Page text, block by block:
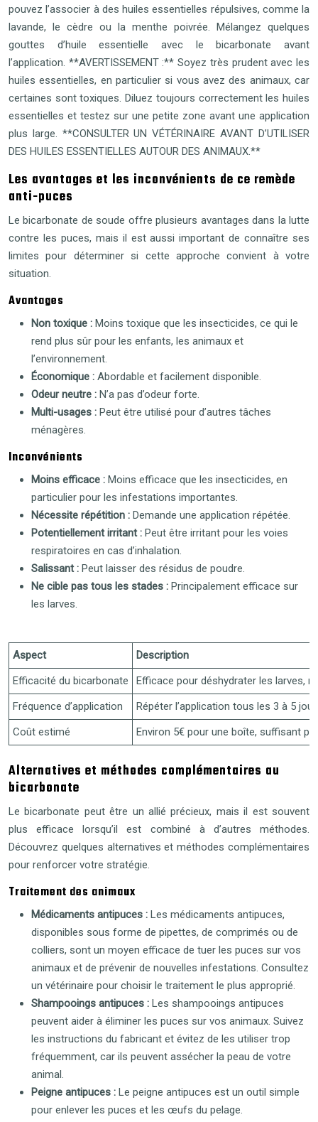
pouvez l’associer à des huiles essentielles répulsives, comme la
lavande, le cèdre ou la menthe poivrée. Mélangez quelques
gouttes d’huile essentielle avec le bicarbonate avant
l’application. **AVERTISSEMENT :** Soyez très prudent avec les
huiles essentielles, en particulier si vous avez des animaux, car
certaines sont toxiques. Diluez toujours correctement les huiles
essentielles et testez sur une petite zone avant une application
plus large. **CONSULTER UN VÉTÉRINAIRE AVANT D’UTILISER
DES HUILES ESSENTIELLES AUTOUR DES ANIMAUX.**
Les avantages et les inconvénients de ce remède
anti-puces
Le bicarbonate de soude offre plusieurs avantages dans la lutte
contre les puces, mais il est aussi important de connaître ses
limites pour déterminer si cette approche convient à votre
situation.
Avantages
Non toxique : Moins toxique que les insecticides, ce qui le
rend plus sûr pour les enfants, les animaux et
l’environnement.
Économique : Abordable et facilement disponible.
Odeur neutre : N’a pas d’odeur forte.
Multi-usages : Peut être utilisé pour d’autres tâches
ménagères.
Inconvénients
Moins efficace : Moins efficace que les insecticides, en
particulier pour les infestations importantes.
Nécessite répétition : Demande une application répétée.
Potentiellement irritant : Peut être irritant pour les voies
respiratoires en cas d’inhalation.
Salissant : Peut laisser des résidus de poudre.
Ne cible pas tous les stades : Principalement efficace sur
les larves.
Aspect
Description
Efficacité du bicarbonate
Efficace pour déshydrater les larves,
Fréquence d’application
Répéter l’application tous les 3 à 5
Coût estimé
Environ 5€ pour une boîte, suffisant
Alternatives et méthodes complémentaires au
bicarbonate
Le bicarbonate peut être un allié précieux, mais il est souvent
plus efficace lorsqu’il est combiné à d’autres méthodes.
Découvrez quelques alternatives et méthodes complémentaires
pour renforcer votre stratégie.
Traitement des animaux
Médicaments antipuces : Les médicaments antipuces,
disponibles sous forme de pipettes, de comprimés ou de
colliers, sont un moyen efficace de tuer les puces sur vos
animaux et de prévenir de nouvelles infestations. Consultez
un vétérinaire pour choisir le traitement le plus approprié.
Shampooings antipuces : Les shampooings antipuces
peuvent aider à éliminer les puces sur vos animaux. Suivez
les instructions du fabricant et évitez de les utiliser trop
fréquemment, car ils peuvent assécher la peau de votre
animal.
Peigne antipuces : Le peigne antipuces est un outil simple
pour enlever les puces et les œufs du pelage.